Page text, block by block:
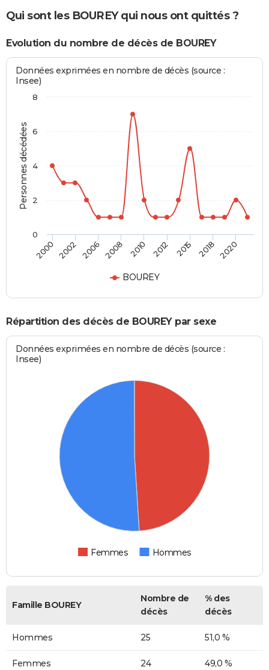
Qui sont les BOUREY qui nous ont quittés ?
Evolution du nombre de décès de BOUREY
Personnes décédées
Données exprimées en nombre de décès (source :
Insee)
BOUREY
2000 2002 2006 2008 2010 2012 2015 2018 2020
0
2
4
6
8
Répartition des décès de BOUREY par sexe
Données exprimées en nombre de décès (source :
Insee)
Femmes Hommes
Famille BOUREY
Nombre de
décès
% des
décès
Hommes 25 51,0 %
Femmes 24 49,0 %